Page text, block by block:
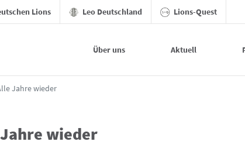
Lions Leo Deutschland Lions-Quest
Über uns Aktuell
Jahre wieder
wieder